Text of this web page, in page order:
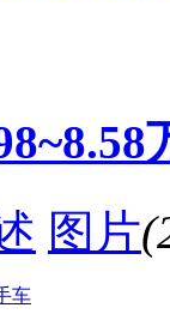
元 配独立悬挂自
型 江淮和悦全系购
型 江淮和悦购车手
优惠8000元 现车
内空气调节10万
10万以下带后排
6款8万级家用车
图片
车